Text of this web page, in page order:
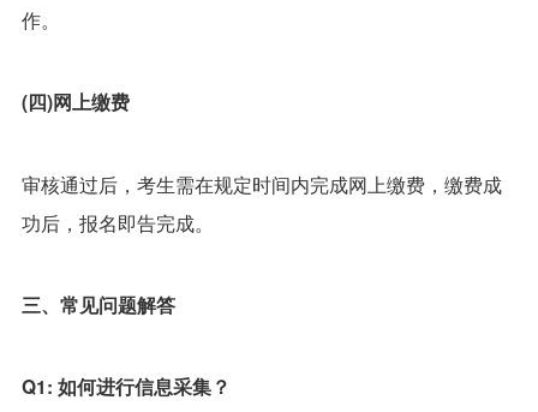
作。
(四)网上缴费
审核通过后，考生需在规定时间内完成网上缴费，缴费成
功后，报名即告完成。
三、常见问题解答
Q1: 如何进行信息采集？